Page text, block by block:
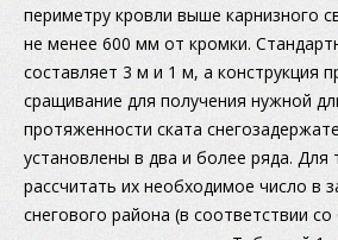
периметру кровли выше карнизного
не менее 600 мм от кромки.
составляет 3 м и 1 м, а конструкция
сращивание для получения нужной
протяженности ската
установлены в два и более ряда. Для
рассчитать их необходимое число в
снегового района (в соответствии